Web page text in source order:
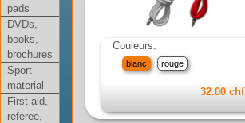
pads
DVDs,
books,
brochures
Sport
material
First aid,
referee,
Couleurs:
blanc rouge
32.00 chf